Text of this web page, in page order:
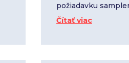
požiadavku
Čítať viac